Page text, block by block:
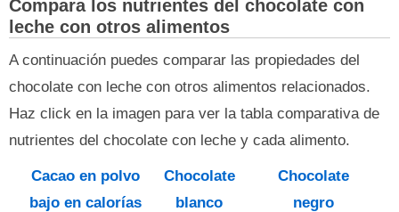
Compara los nutrientes del chocolate con
leche con otros alimentos
A continuación puedes comparar las propiedades del
chocolate con leche con otros alimentos relacionados.
Haz click en la imagen para ver la tabla comparativa de
nutrientes del chocolate con leche y cada alimento.
Cacao en polvo
bajo en calorías
Chocolate
blanco
Chocolate
negro